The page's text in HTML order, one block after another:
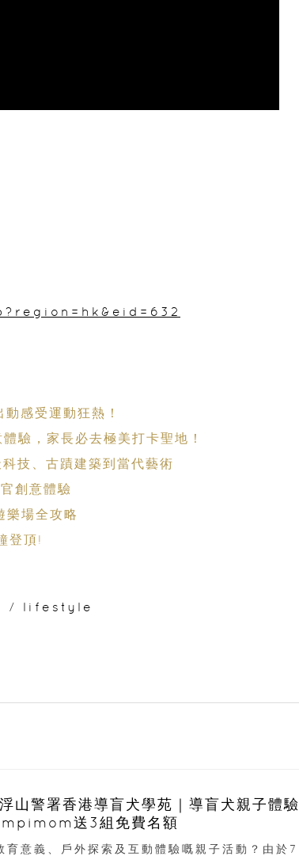
感受運動狂熱！
驗，家長必去極美打卡聖地！
技、古蹟建築到當代藝術
創意體驗
場全攻略
登頂!
/ lifestyle
山警署香港導盲犬學苑｜導盲犬親子體驗
送3組免費名額
育意義、戶外探索及互動體驗嘅親子活動？由於7